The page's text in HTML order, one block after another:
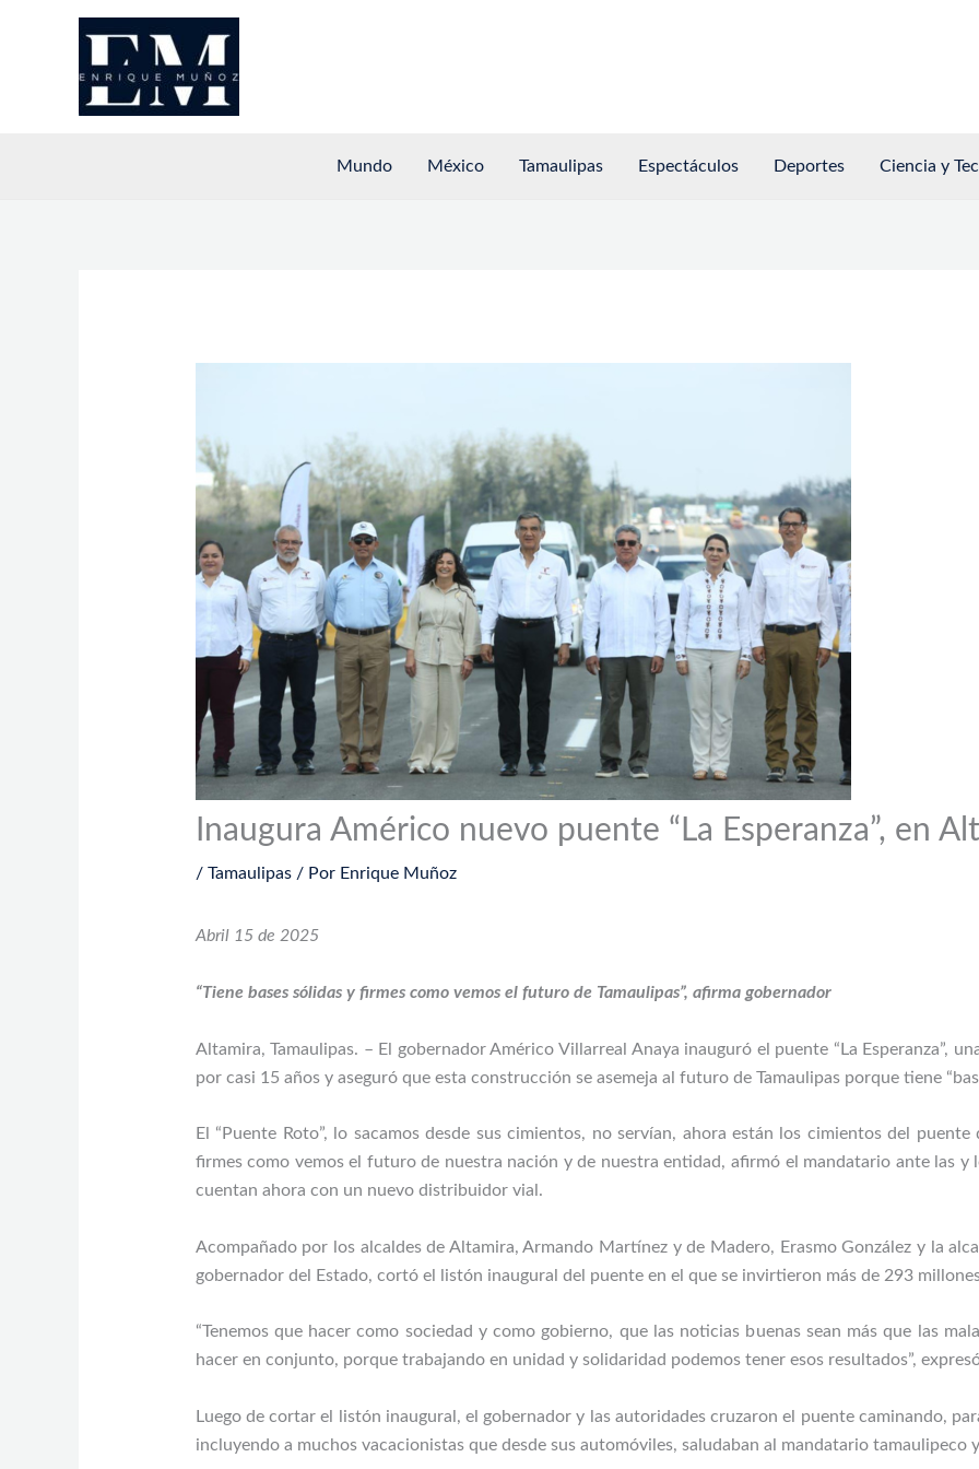
Mundo México Tamaulipas Espectáculos Deportes Ciencia y
Inaugura Américo nuevo puente “La Esperanza”, en
/ Tamaulipas/ Por Enrique Muñoz
Abril 15 de 2025
“Tiene bases sólidas y firmes como vemos el futuro de Tamaulipas”, afirma gobernador
Altamira, Tamaulipas. – El gobernador Américo Villarreal Anaya inauguró el puente “La Esperanza”,
por casi 15 años y aseguró que esta construcción se asemeja al futuro de Tamaulipas porque tiene
El “Puente Roto”, lo sacamos desde sus cimientos, no servían, ahora están los cimientos del puente
firmes como vemos el futuro de nuestra nación y de nuestra entidad, afirmó el mandatario ante las y
cuentan ahora con un nuevo distribuidor vial.
Acompañado por los alcaldes de Altamira, Armando Martínez y de Madero, Erasmo González y la
gobernador del Estado, cortó el listón inaugural del puente en el que se invirtieron más de 293
“Tenemos que hacer como sociedad y como gobierno, que las noticias buenas sean más que las
hacer en conjunto, porque trabajando en unidad y solidaridad podemos tener esos resultados”,
Luego de cortar el listón inaugural, el gobernador y las autoridades cruzaron el puente caminando,
incluyendo a muchos vacacionistas que desde sus automóviles, saludaban al mandatario tamaulipeco